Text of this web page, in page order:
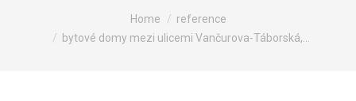
Home
reference
bytové domy mezi ulicemi Vančurova-Táborská,…